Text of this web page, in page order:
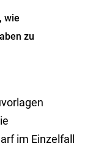
wie
zu
im Einzelfall